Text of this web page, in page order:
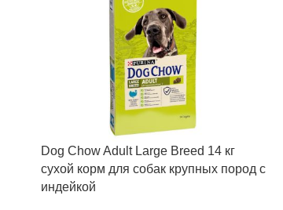
Dog Chow Adult Large Breed 14 кг
сухой корм для собак крупных пород с
индейкой